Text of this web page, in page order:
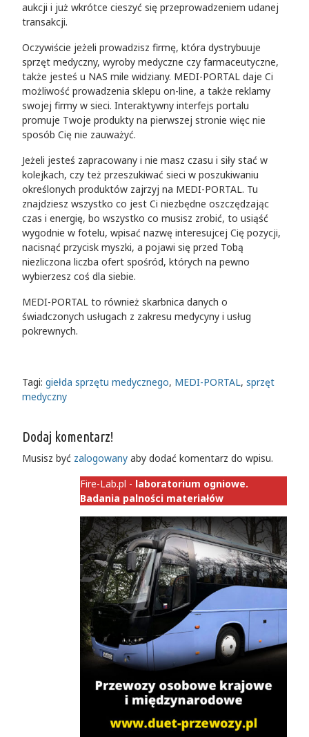
aukcji i już wkrótce cieszyć się przeprowadzeniem udanej
transakcji.
Oczywiście jeżeli prowadzisz firmę, która dystrybuuje
sprzęt medyczny, wyroby medyczne czy farmaceutyczne,
także jesteś u NAS mile widziany. MEDI-PORTAL daje Ci
możliwość prowadzenia sklepu on-line, a także reklamy
swojej firmy w sieci. Interaktywny interfejs portalu
promuje Twoje produkty na pierwszej stronie więc nie
sposób Cię nie zauważyć.
Jeżeli jesteś zapracowany i nie masz czasu i siły stać w
kolejkach, czy też przeszukiwać sieci w poszukiwaniu
określonych produktów zajrzyj na MEDI-PORTAL. Tu
znajdziesz wszystko co jest Ci niezbędne oszczędzając
czas i energię, bo wszystko co musisz zrobić, to usiąść
wygodnie w fotelu, wpisać nazwę interesujcej Cię pozycji,
nacisnąć przycisk myszki, a pojawi się przed Tobą
niezliczona liczba ofert spośród, których na pewno
wybierzesz coś dla siebie.
MEDI-PORTAL to również skarbnica danych o
świadczonych usługach z zakresu medycyny i usług
pokrewnych.
Tagi: giełda sprzętu medycznego, MEDI-PORTAL, sprzęt
medyczny
Dodaj komentarz!
Musisz być zalogowany aby dodać komentarz do wpisu.
Fire-Lab.pl - laboratorium ogniowe.
Badania palności materiałów